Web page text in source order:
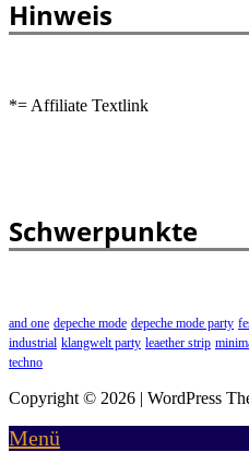
Hinweis
*= Affiliate Textlink
Schwerpunkte
and one depeche mode depeche mode party
industrial klangwelt party leaether strip
techno
Copyright © 2026 | WordPress
Menü